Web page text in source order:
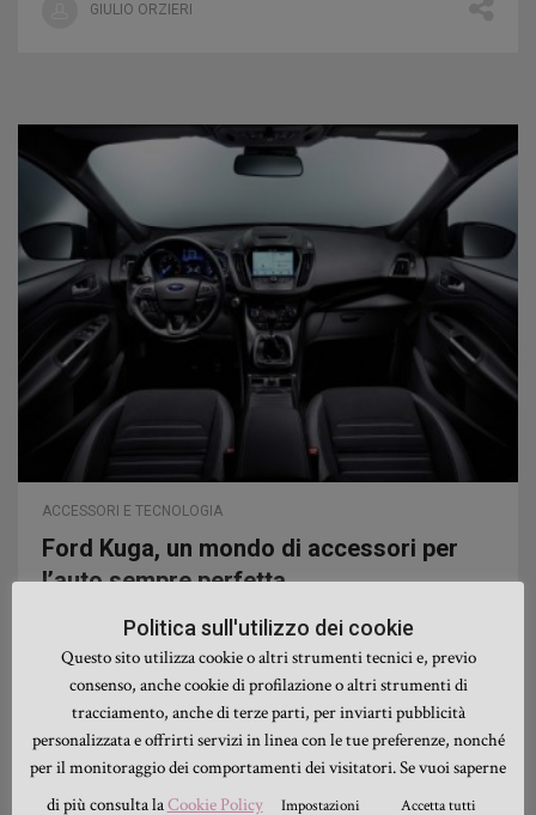
GIULIO ORZIERI
ACCESSORI E TECNOLOGIA
Ford Kuga, un mondo di accessori per
l’auto sempre perfetta
Gli accessori per la Ford Kuga sono stati finemente
progettati e realizzati per consentire a chi è al volante
di vivere un'esperienza di totale comfort,
divertimento e sicurezza nell'affrontare un viaggio
lungo o corto che sia. La Ford Kuga offre un'universo
di accessori davvero utili e facilmente applicabili per
Politica sull'utilizzo dei cookie
Questo sito utilizza cookie o altri strumenti tecnici e, previo
consenso, anche cookie di profilazione o altri strumenti di
tracciamento, anche di terze parti, per inviarti pubblicità
personalizzata e offrirti servizi in linea con le tue preferenze, nonché
per il monitoraggio dei comportamenti dei visitatori. Se vuoi saperne
di più consulta laCookie Policy Impostazioni Accetta tutti